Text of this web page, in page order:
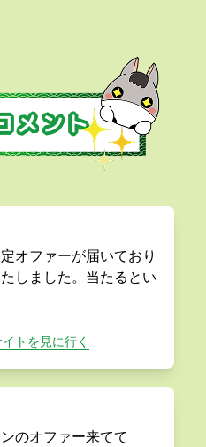
オファーが届いており
しました。当たるとい
トを見に行く
のオファー来てて